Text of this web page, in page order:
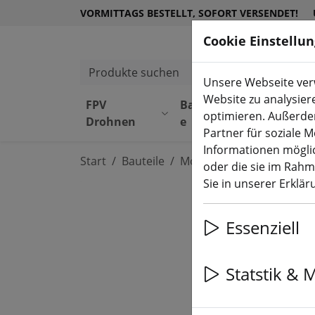
VORMITTAGS BESTELLT, SOFORT VERSENDET!
Produkte suchen
FPV
Drohnen
Bauteil
e
Equipmen
t
Start Bauteile Motoren
Cookie
Unsere Webseite
Website zu
optimieren.
Partner für soziale
Informationen
oder die sie im
Sie in unserer
Essenziell
Statstik &